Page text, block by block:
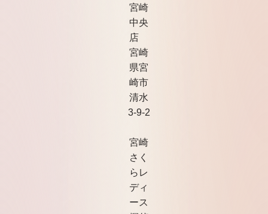
宮崎
中央
店
宮崎
県宮
崎市
清水
3-9-2
宮崎
さく
らレ
ディ
ース